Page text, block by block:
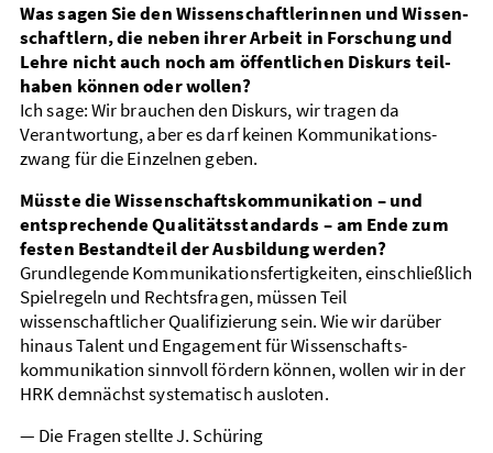
Was sagen Sie den Wissen­schaft­lerinnen und Wissen­
schaftlern, die neben ihrer Arbeit in Forschung und
Lehre nicht auch noch am öffentlichen Diskurs teil­
haben können oder wollen?
Ich sage: Wir brauchen den Diskurs, wir tragen da
Verantwortung, aber es darf keinen Kommunikations­
zwang für die Einzelnen geben.
Müsste die Wissenschaftskommuni­kation – und
entsprechende Qualitäts­­standards – am Ende zum
festen Bestand­teil der Ausbildung werden?
Grundlegende Kommunikations­­fertigkeiten, einschließlich
Spiel­regeln und Rechts­fragen, müssen Teil
wissenschaftlicher Qualifizierung sein. Wie wir darüber
hinaus Talent und Engagement für Wissens­chafts­­
kommunikation sinn­voll fördern können, wollen wir in der
HRK demnächst systematisch ausloten.
— Die Fragen stellte J. Schüring